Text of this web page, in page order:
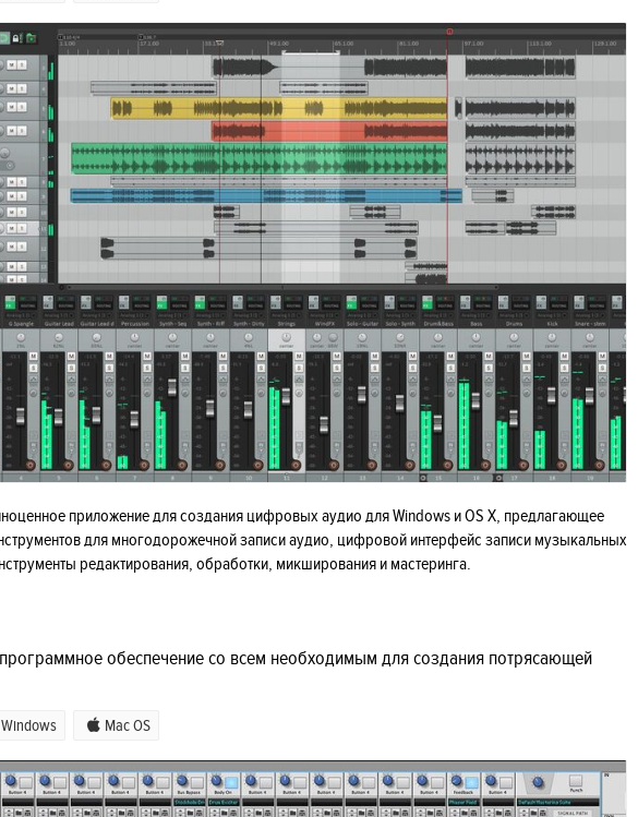
приложение для создания цифровых аудио для Windows и OS X, предлагающее
для многодорожечной записи аудио, цифровой интерфейс записи музыкальных
редактирования, обработки, микширования и мастеринга.
обеспечение со всем необходимым для создания потрясающей
Windows Mac OS